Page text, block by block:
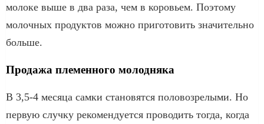
молоке выше в два раза, чем в коровьем. Поэтому
молочных продуктов можно приготовить значительно
больше.
Продажа племенного молодняка
В 3,5-4 месяца самки становятся половозрелыми. Но
первую случку рекомендуется проводить тогда, когда